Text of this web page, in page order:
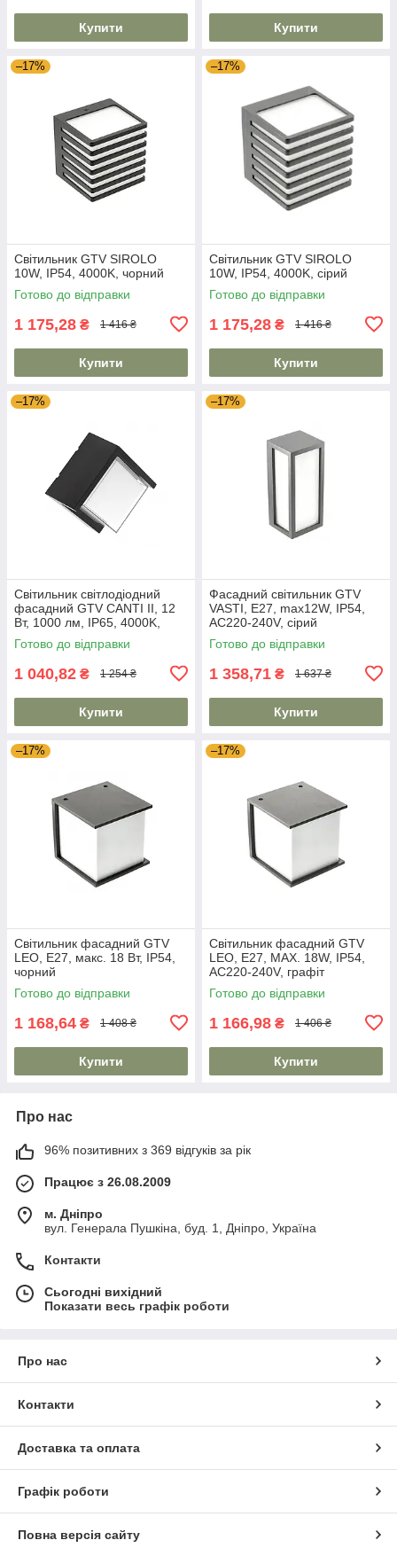
Купити Купити
–17%
Світильник GTV SIROLO
10W, IP54, 4000K, чорний
Готово до відправки
1 175,28 ₴ 1 416 ₴
Купити
–17%
Світильник GTV SIROLO
10W, IP54, 4000K, сірий
Готово до відправки
1 175,28 ₴ 1 416 ₴
Купити
–17%
Світильник світлодіодний
фасадний GTV CANTI II, 12
Вт, 1000 лм, IP65, 4000K,
чорний
Готово до відправки
1 040,82 ₴ 1 254 ₴
Купити
–17%
Фасадний світильник GTV
VASTI, E27, max12W, IP54,
AC220-240V, сірий
Готово до відправки
1 358,71 ₴ 1 637 ₴
Купити
–17%
Світильник фасадний GTV
LEO, E27, макс. 18 Вт, IP54,
чорний
Готово до відправки
1 168,64 ₴ 1 408 ₴
Купити
–17%
Світильник фасадний GTV
LEO, E27, MAX. 18W, IP54,
AC220-240V, графіт
Готово до відправки
1 166,98 ₴ 1 406 ₴
Купити
Про нас
96% позитивних з 369 відгуків за рік
Працює з 26.08.2009
м. Дніпро
вул. Генерала Пушкіна, буд. 1, Дніпро, Україна
Контакти
Сьогодні вихідний
Показати весь графік роботи
Про нас
Контакти
Доставка та оплата
Графік роботи
Повна версія сайту